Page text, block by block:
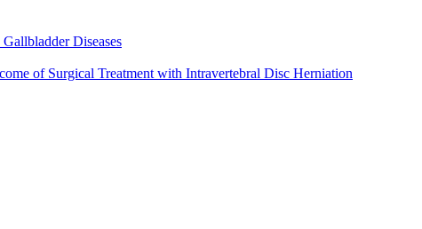
Diseases
of Surgical Treatment with Intravertebral Disc Herniation